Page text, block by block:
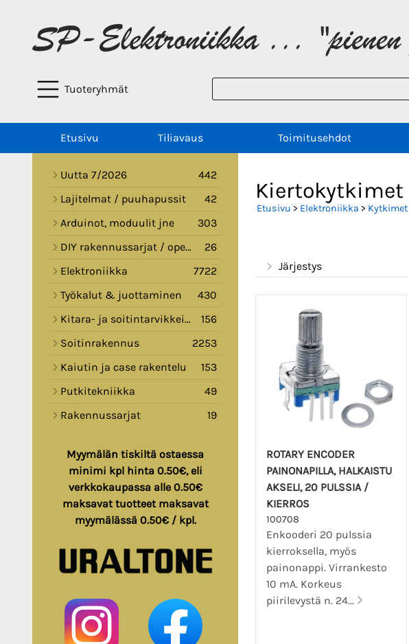
Tuoteryhmät
Etusivu Tiliavaus Toimitusehdot
Uutta 7/2026
442
Lajitelmat / puuhapussit
42
Arduinot, moduulit jne
303
DIY rakennussarjat / opetussarjat
26
Elektroniikka
7722
Työkalut & juottaminen
430
Kitara- ja soitintarvikkeita
156
Soitinrakennus
2253
Kaiutin ja case rakentelu
153
Putkitekniikka
49
Rakennussarjat
19
Myymälän tiskiltä ostaessa
minimi kpl hinta 0.50€, eli
verkkokaupassa alle 0.50€
maksavat tuotteet maksavat
myymälässä 0.50€ / kpl.
Kiertokytkimet
Etusivu > Elektroniikka > Kytkimet
Järjestys
ROTARY ENCODER
PAINONAPILLA, HALKAISTU
AKSELI, 20 PULSSIA /
KIERROS
100708
Enkooderi 20 pulssia
kierroksella, myös
painonappi. Virrankesto
10 mA. Korkeus
piirilevystä n. 24...